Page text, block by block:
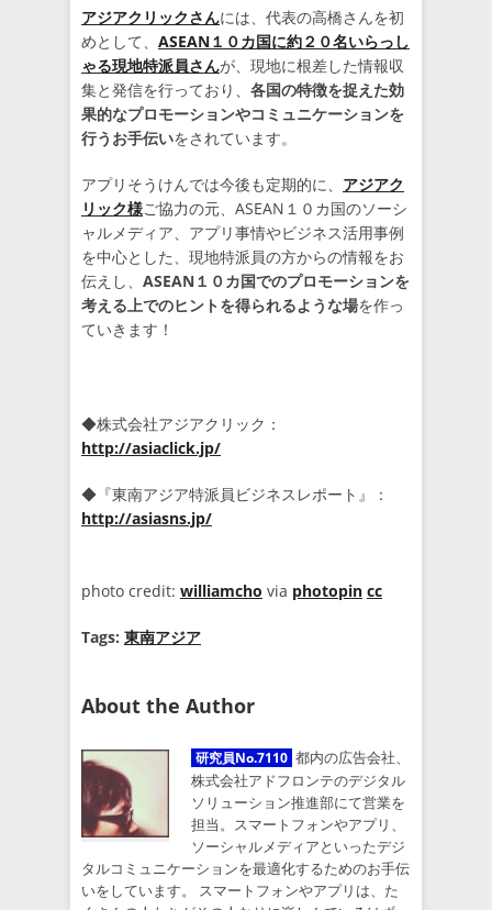
アジアクリックさんには、代表の高橋さんを初
めとして、 ASEAN１０カ国に約２０名いらっし
ゃる現地特派員さんが、現地に根差した情報収
集と発信を行っており、 各国の特徴を捉えた効
果的なプロモーションやコミュニケーションを
行うお手伝いをされています。
アプリそうけんでは今後も定期的に、 アジアク
リック様ご協力の元、ASEAN１０カ国のソーシ
ャルメディア、アプリ事情やビジネス活用事例
を中心とした、現地特派員の方からの情報をお
伝えし、 ASEAN１０カ国でのプロモーションを
考える上でのヒントを得られるような場を作っ
ていきます！
◆株式会社アジアクリック：
http://asiaclick.jp/
◆『東南アジア特派員ビジネスレポート』：
http://asiasns.jp/
photo credit: williamcho via photopin cc
Tags: 東南アジア
About the Author
研究員No.7110 都内の広告会社、
株式会社アドフロンテのデジタル
ソリューション推進部にて営業を
担当。スマートフォンやアプリ、
ソーシャルメディアといったデジ
タルコミュニケーションを最適化するためのお手伝
いをしています。 スマートフォンやアプリは、た